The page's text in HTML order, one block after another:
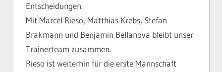
Entscheidungen.
Mit Marcel Rieso, Matthias Krebs, Stefan
Brakmann und Benjamin Bellanova bleibt unser
Trainerteam zusammen.
Rieso ist weiterhin für die erste Mannschaft